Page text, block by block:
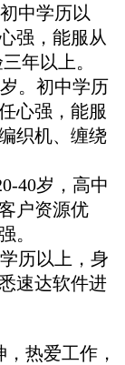
中学历以
强，能服从
三年以上。
岁。初中学历
心强，能服
织机、 缠绕
40岁 ，高中
户资源优
。
历以上，身
速达软件进
热爱工作，